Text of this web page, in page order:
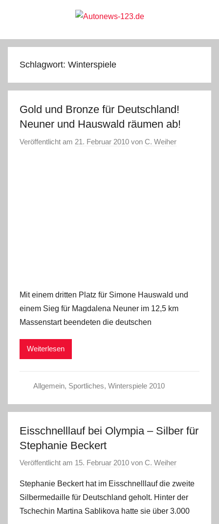
Autonews-
123.de
Schlagwort: Winterspiele
Gold und Bronze für Deutschland!
Neuner und Hauswald räumen ab!
Veröffentlicht am 21. Februar 2010 von C. Weiher
Mit einem dritten Platz für Simone Hauswald und
einem Sieg für Magdalena Neuner im 12,5 km
Massenstart beendeten die deutschen
Weiterlesen
Allgemein, Sportliches, Winterspiele 2010
Eisschnelllauf bei Olympia – Silber für
Stephanie Beckert
Veröffentlicht am 15. Februar 2010 von C. Weiher
Stephanie Beckert hat im Eisschnelllauf die zweite
Silbermedaille für Deutschland geholt. Hinter der
Tschechin Martina Sablikova hatte sie über 3.000